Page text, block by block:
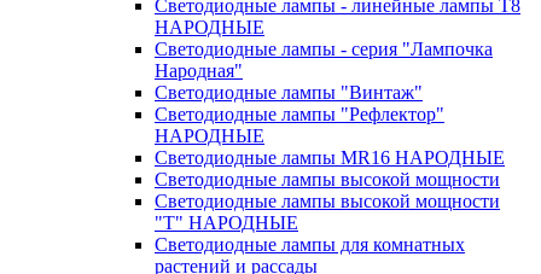
Светодиодные лампы - линейные лампы T8
НАРОДНЫЕ
Светодиодные лампы - серия "Лампочка
Народная"
Светодиодные лампы "Винтаж"
Светодиодные лампы "Рефлектор"
НАРОДНЫЕ
Светодиодные лампы MR16 НАРОДНЫЕ
Светодиодные лампы высокой мощности
Светодиодные лампы высокой мощности
"Т" НАРОДНЫЕ
Светодиодные лампы для комнатных
растений и рассады